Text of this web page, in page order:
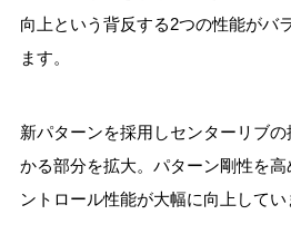
向上という背反する2つの性能がバ
ます。
新パターンを採用しセンターリブ
かる部分を拡大。パターン剛性を
ントロール性能が大幅に向上してい